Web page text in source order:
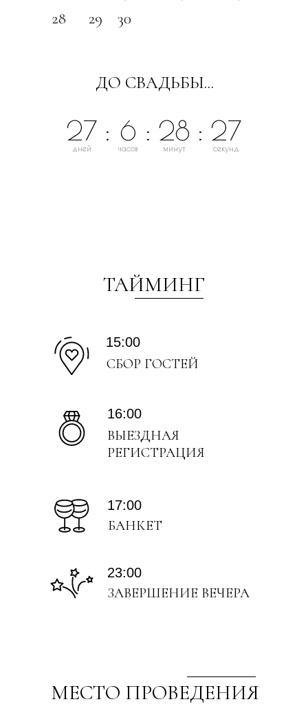
27
дней
: 6
часов
: 28
минут
: 27
секунд
ТАЙМИНГ
ВЫЕЗДНАЯ
РЕГИСТРАЦИЯ
16:00
ЗАВЕРШЕНИЕ ВЕЧЕРА
23:00
БАНКЕТ
17:00
ДО СВАДЬБЫ...
МЕСТО ПРОВЕДЕНИЯ
СБОР ГОСТЕЙ
15:00